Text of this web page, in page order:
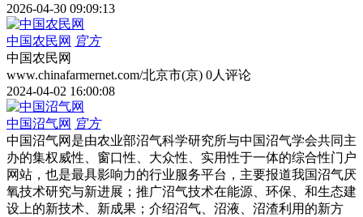
2026-04-30 09:09:13
中国农民网 官方
中国农民网
www.chinafarmernet.com/北京市(京) 0人评论
2024-04-02 16:00:08
中国沼气网 官方
中国沼气网是由农业部沼气科学研究所与中国沼气学会共同主
办的集权威性、窗口性、大众性、实用性于一体的综合性门户
网站，也是最具影响力的行业服务平台，主要报道我国沼气厌
氧技术研究与新进展；推广沼气技术在能源、环保、和生态建
设上的新技术、新成果；介绍沼气、沼液、沼渣利用的新方